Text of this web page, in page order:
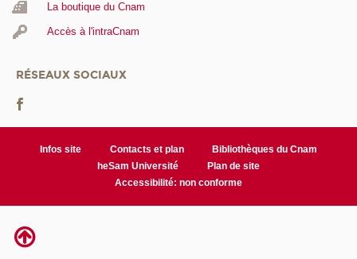
La boutique du Cnam
Accès à l'intraCnam
RÉSEAUX SOCIAUX
Infos site Contacts et plan
Bibliothèques du Cnam
heSam Université
Plan de site
Accessibilité: non conforme